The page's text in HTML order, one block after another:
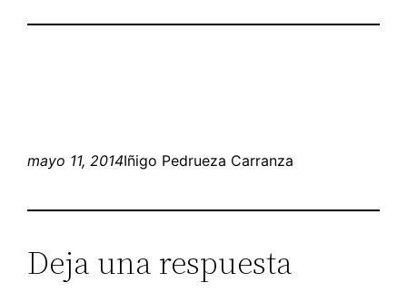
mayo 11, 2014Iñigo Pedrueza Carranza
Deja una respuesta